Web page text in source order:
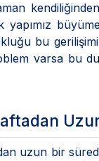
yapımız
bu
varsa bu
uzun bir